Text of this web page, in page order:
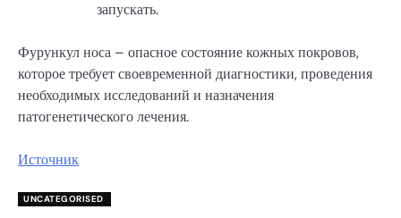
запускать.
Фурункул носа – опасное состояние кожных покровов,
которое требует своевременной диагностики, проведения
необходимых исследований и назначения
патогенетического лечения.
Источник
UNCATEGORISED